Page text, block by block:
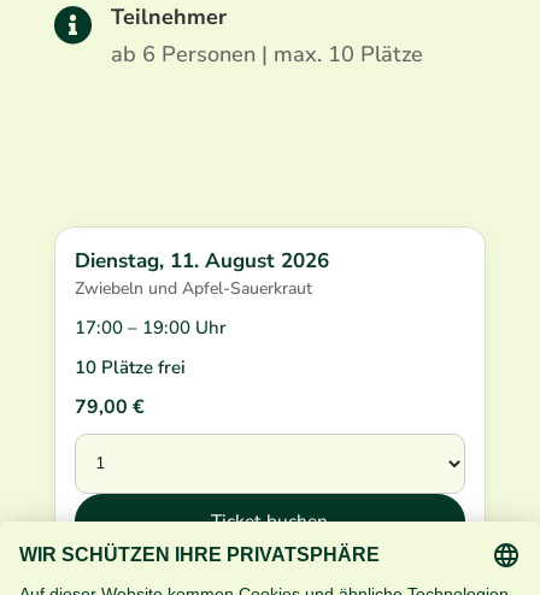

Teilnehmer
ab 6 Personen | max. 10 Plätze
Dienstag, 11. August 2026
Zwiebeln und Apfel-Sauerkraut
17:00 – 19:00 Uhr
10 Plätze frei
79,00 €
Ticket buchen